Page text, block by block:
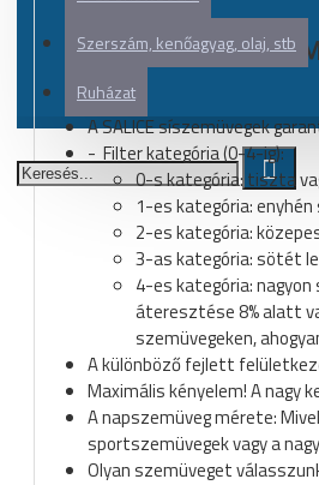
Szerszám, kenőagyag, olaj, stb
Ruházat
A SALICE síszemüvegek
- Filter kategória (0-4-ig):
0-s kategória: tiszta
1-es kategória:
2-es kategória:
3-as kategória: sötét
4-es kategória:
áteresztése 8% alatt
szemüvegeken,
A különböző fejlett
Maximális kényelem! A nagy
A napszemüveg mérete:
sportszemüvegek vagy a
Olyan szemüveget